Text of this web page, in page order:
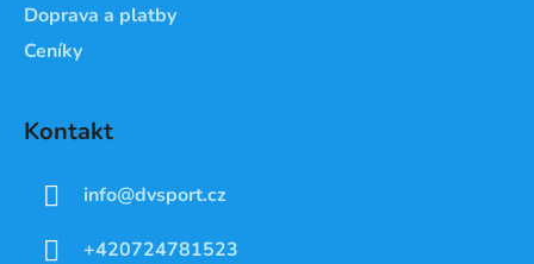
Doprava a platby
Ceníky
Kontakt
info@dvsport.cz
+420724781523